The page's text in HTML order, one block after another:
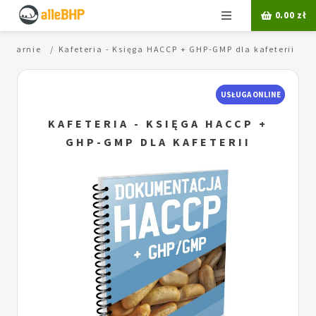
Menu 0.00 zł
Kafeteria - Księga HACCP + GHP-GMP dla kafeterii
USŁUGA ONLINE
KAFETERIA - KSIĘGA HACCP +
GHP-GMP DLA KAFETERII